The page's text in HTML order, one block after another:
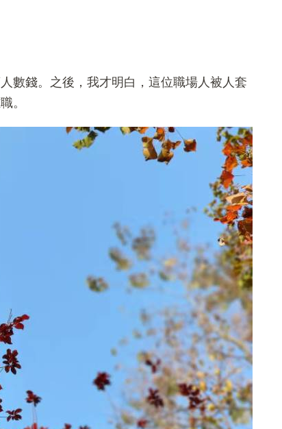
數錢。之後，我才明白，這位職場人被人套
。